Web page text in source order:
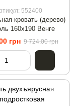
552400
кровать (дерево)
160х190 Венге
грн 9 724.00 грн